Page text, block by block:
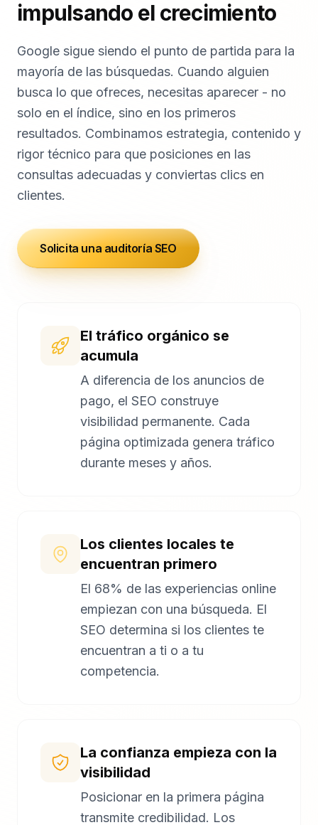
impulsando el crecimiento
Google sigue siendo el punto de partida para la
mayoría de las búsquedas. Cuando alguien
busca lo que ofreces, necesitas aparecer - no
solo en el índice, sino en los primeros
resultados. Combinamos estrategia, contenido y
rigor técnico para que posiciones en las
consultas adecuadas y conviertas clics en
clientes.
Solicita una auditoría SEO
El tráfico orgánico se
acumula
A diferencia de los anuncios de
pago, el SEO construye
visibilidad permanente. Cada
página optimizada genera tráfico
durante meses y años.
Los clientes locales te
encuentran primero
El 68% de las experiencias online
empiezan con una búsqueda. El
SEO determina si los clientes te
encuentran a ti o a tu
competencia.
La confianza empieza con la
visibilidad
Posicionar en la primera página
transmite credibilidad. Los